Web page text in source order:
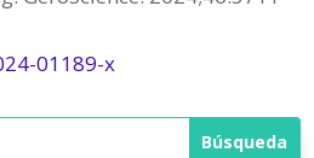
01189-x